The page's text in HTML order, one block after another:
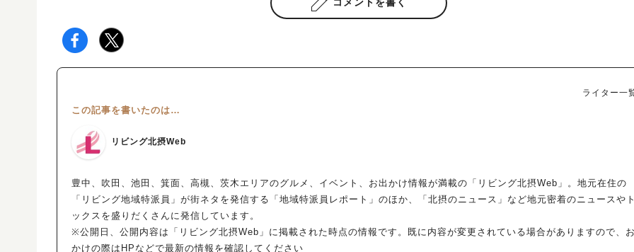
ライター一
この記事を書いたのは…
リビング北摂Web
豊中、吹田、池田、箕面、高槻、茨木エリアのグルメ、イベント、お出かけ情報が満載の「リビング北摂Web」。地元在住の
「リビング地域特派員」が街ネタを発信する「地域特派員レポート」のほか、「北摂のニュース」など地元密着のニュースや
ックスを盛りだくさんに発信しています。
※公開日、公開内容は「リビング北摂Web」に掲載された時点の情報です。既に内容が変更されている場合がありますので、
かけの際はHPなどで最新の情報を確認してください